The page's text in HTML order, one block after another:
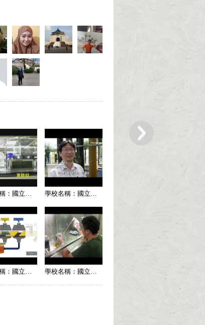
學校名稱：國立成功大學 學校名稱：國立成功大學
學校名稱：國立臺南大學 學校名稱：國立中興大學